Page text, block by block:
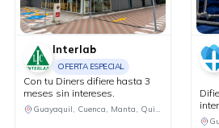
Interlab
OFERTA ESPECIAL
Con tu Diners difiere hasta 3
meses sin intereses.
Guayaquil, Cuenca, Manta, Quito, Machala